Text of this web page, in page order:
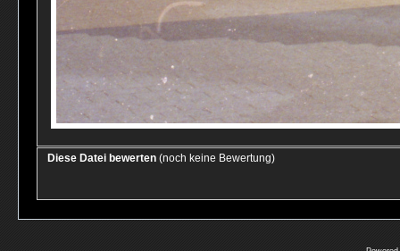
Diese Datei bewerten (noch keine Bewertung)